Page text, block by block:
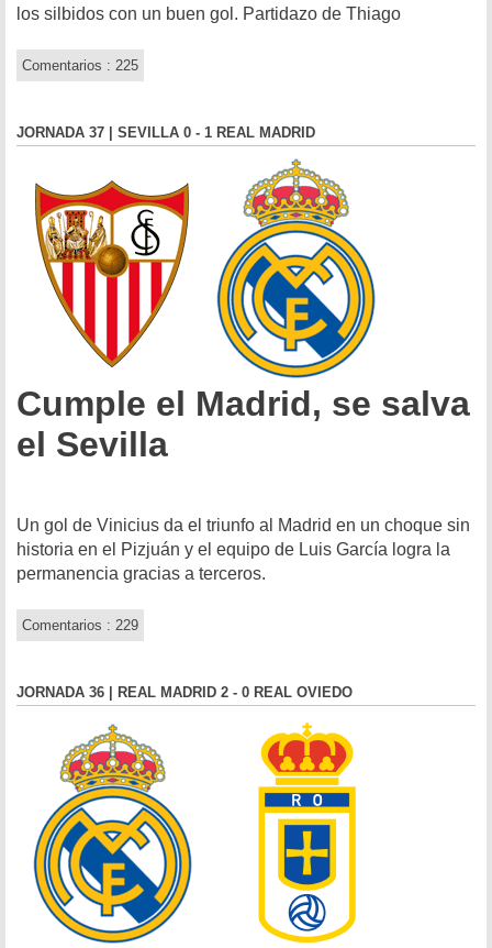
los silbidos con un buen gol. Partidazo de Thiago
Comentarios : 225
JORNADA 37 | SEVILLA 0 - 1 REAL MADRID
Cumple el Madrid, se salva
el Sevilla
Un gol de Vinicius da el triunfo al Madrid en un choque sin
historia en el Pizjuán y el equipo de Luis García logra la
permanencia gracias a terceros.
Comentarios : 229
JORNADA 36 | REAL MADRID 2 - 0 REAL OVIEDO